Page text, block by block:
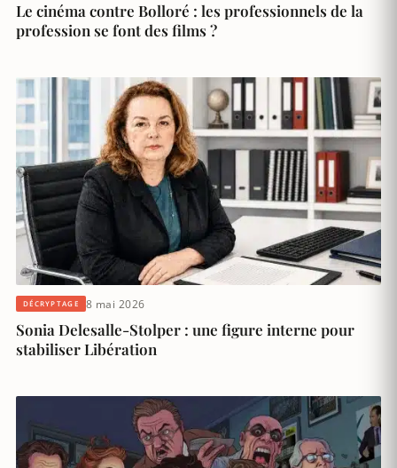
Le cinéma contre Bolloré : les professionnels de la
profession se font des films ?
DÉCRYPTAGE 8 mai 2026
Sonia Delesalle-Stolper : une figure interne pour
stabiliser Libération